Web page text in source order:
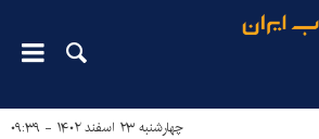
چهارشنبه ۲۳ اسفند ۱۴۰۲ - ۰۹:۳۹